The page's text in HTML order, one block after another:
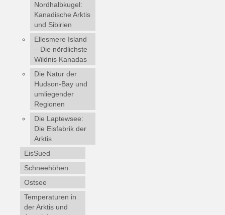
Nordhalbkugel:
Kanadische Arktis
und Sibirien
Ellesmere Island
– Die nördlichste
Wildnis Kanadas
Die Natur der
Hudson-Bay und
umliegender
Regionen
Die Laptewsee:
Die Eisfabrik der
Arktis
EisSued
Schneehöhen
Ostsee
Temperaturen in
der Arktis und